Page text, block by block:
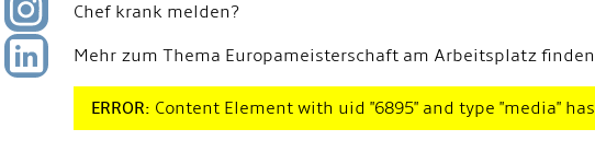
Chef krank melden?
Mehr zum Thema Europameisterschaft am Arbeitsplatz
ERROR: Content Element with uid "6895" and type "media"